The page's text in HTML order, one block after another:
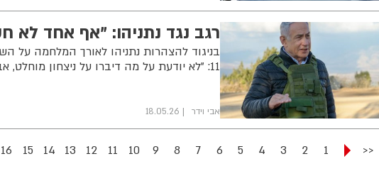
רגב נגד נתניהו: "אף אחד
בניגוד להצהרות נתניהו לאורך המלחמה על
11: "לא יודעת על מה דיברו על ניצחון מוחלט, אבל המציאות השתנתה"
אבי וידר 18.05.26
<<
1
2
3
4
5
6
7
8
9
10
11
12
13
14
15
16